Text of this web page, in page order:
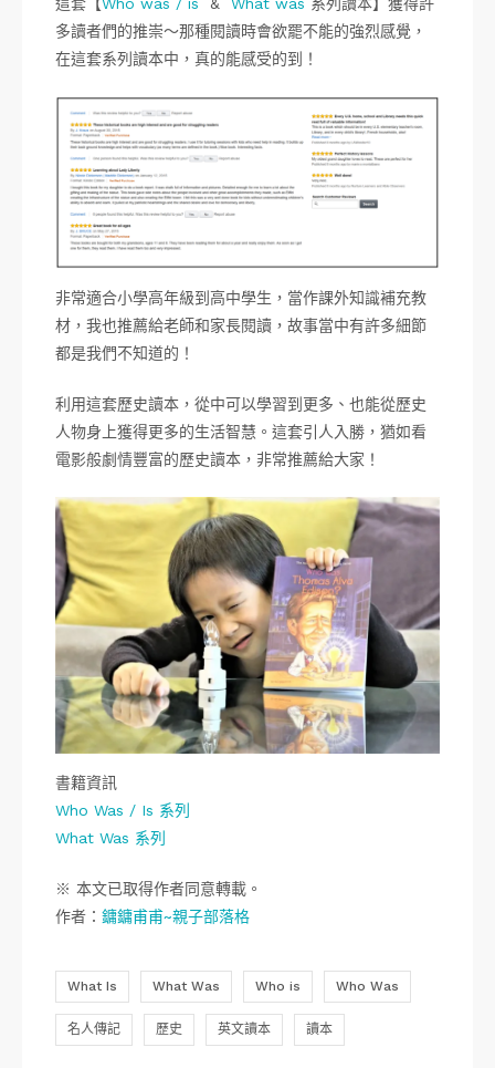
這套【Who was / is & What was 系列讀本】獲得許
多讀者們的推崇～那種閱讀時會欲罷不能的強烈感覺，
在這套系列讀本中，真的能感受的到！
非常適合小學高年級到高中學生，當作課外知識補充教
材，我也推薦給老師和家長閱讀，故事當中有許多細節
都是我們不知道的！
利用這套歷史讀本，從中可以學習到更多、也能從歷史
人物身上獲得更多的生活智慧。這套引人入勝，猶如看
電影般劇情豐富的歷史讀本，非常推薦給大家！
書籍資訊
Who Was / Is 系列
What Was 系列
※ 本文已取得作者同意轉載。
作者： 鏞鏞甫甫~親子部落格
What Is What Was Who is Who Was
名人傳記 歷史 英文讀本 讀本